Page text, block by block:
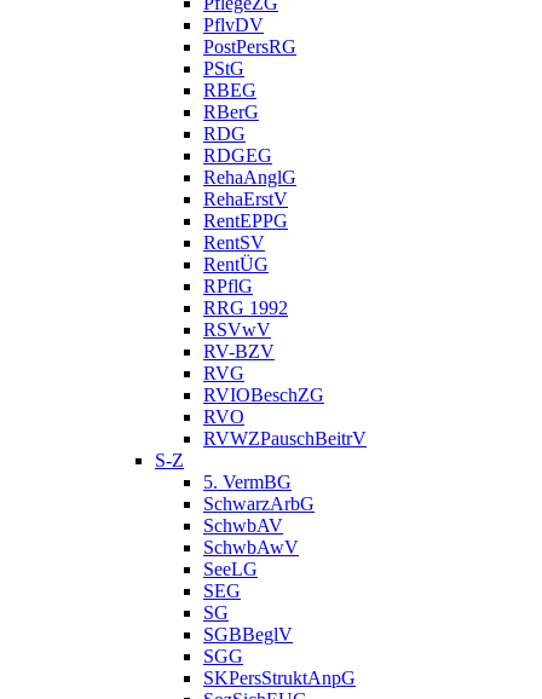
PflvDV
PostPersRG
PStG
RBEG
RBerG
RDG
RDGEG
RehaAnglG
RehaErstV
RentEPPG
RentSV
RentÜG
RPflG
RRG 1992
RSVwV
RV-BZV
RVG
RVIOBeschZG
RVO
RVWZPauschBeitrV
S-Z
5. VermBG
SchwarzArbG
SchwbAV
SchwbAwV
SeeLG
SEG
SG
SGBBeglV
SGG
SKPersStruktAnpG